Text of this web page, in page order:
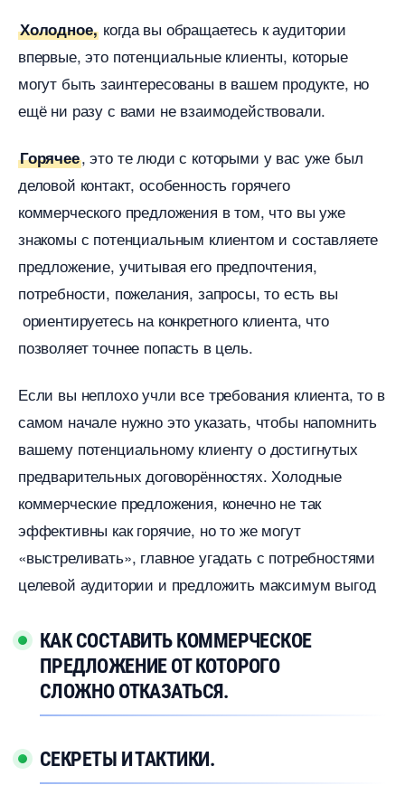
Холодное, когда вы обращаетесь к аудитории
первые, это потенциальные клиенты, которые
могут быть заинтересованы в вашем продукте, но
ещё ни разу с вами не взаимодействовали.
Горячее, это те люди с которыми у вас уже был
деловой контакт, особенность горячего
коммерческого предложения в том, что вы уже
знакомы с потенциальным клиентом и составляете
предложение, учитывая его предпочтения,
потребности, пожелания, запросы, то есть вы
ориентируетесь на конкретного клиента, что
позволяет точнее попасть в цель.
Если вы неплохо учли все требования клиента, то
самом начале нужно это указать, чтобы напомнить
ашему потенциальному клиенту о достигнутых
предварительных договорённостях. Холодные
коммерческие предложения, конечно не так
эффективны как горячие, но то же могут
«выстреливать», главное угадать с потребностями
целевой аудитории и предложить максимум выгод
КАК СОСТАВИТЬ КОММЕРЧЕСКОЕ
ПРЕДЛОЖЕНИЕ ОТ КОТОРОГО
СЛОЖНО ОТКАЗАТЬСЯ.
СЕКРЕТЫ И ТАКТИКИ.